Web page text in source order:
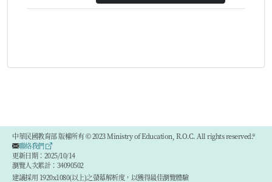
中華民國教育部 版權所有 © 2023 Ministry of Education, R.O.C. All rights reserved.®
聯絡我們
更新日期：2025/10/14
瀏覽人次累計：34090502
建議採用 1920x1080(以上)之螢幕解析度，以獲得最佳瀏覽體驗